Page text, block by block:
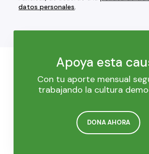
datos personales.
Apoya esta
Con tu aporte mensual
trabajando la cultura
DONA AHORA